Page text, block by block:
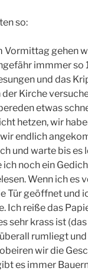
so:
Vormittag gehen
immmer so
und das
Kirche
etwas
hetzen, wir
endlich
und warte bis es
ich noch ein
Wenn ich es
Tür geöffnet und
Ich reiße das
sehr krass ist
rumliegt
wir die
es immer